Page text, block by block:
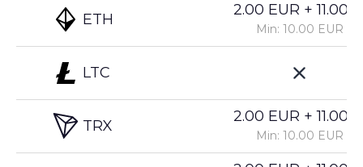
ETH
LTC
TRX
2.00 EUR +
Min: 10.00 EUR
2.00 EUR +
Min: 10.00 EUR